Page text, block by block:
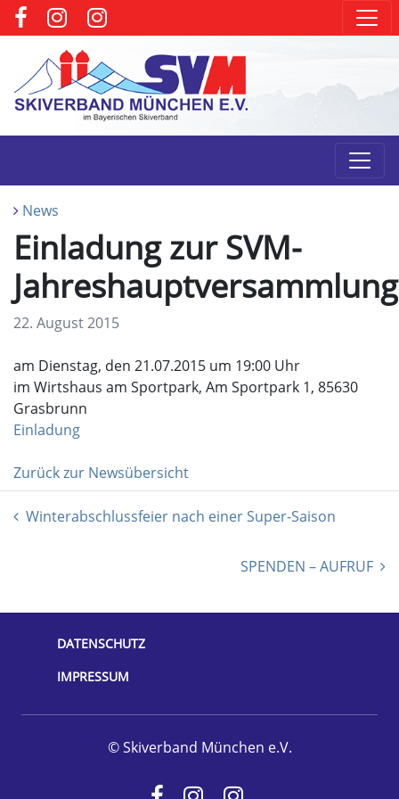
News
Einladung zur SVM-
Jahreshauptversammlung
22. August 2015
am Dienstag, den 21.07.2015 um 19:00 Uhr
im Wirtshaus am Sportpark, Am Sportpark 1, 85630
Grasbrunn
Einladung
Zurück zur Newsübersicht
Winterabschlussfeier nach einer Super-Saison
SPENDEN – AUFRUF
DATENSCHUTZ
IMPRESSUM
© Skiverband München e.V.